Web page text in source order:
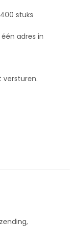
stuks
adres in
versturen.
,